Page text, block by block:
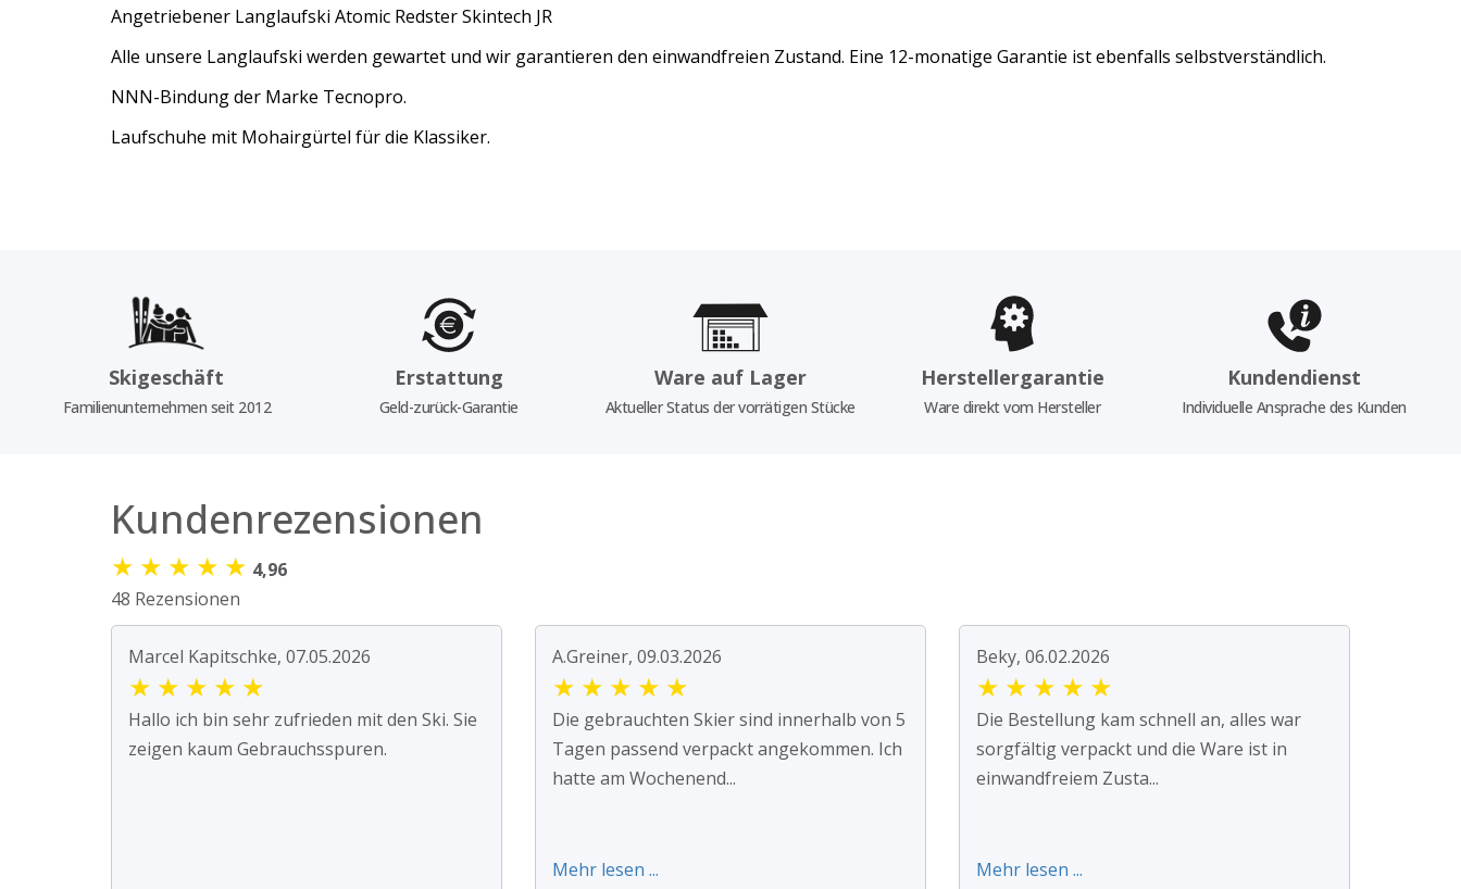
Angetriebener Langlaufski Atomic Redster Skintech JR
Alle unsere Langlaufski werden gewartet und wir garantieren den einwandfreien Zustand. Eine 12-monatige Garantie ist ebenfalls selbstverständlich.
NNN-Bindung der Marke Tecnopro.
Laufschuhe mit Mohairgürtel für die Klassiker.
Skigeschäft
Familienunternehmen seit 2012
Erstattung
Geld-zurück-Garantie
Ware auf Lager
Aktueller Status der vorrätigen Stücke
Herstellergarantie
Ware direkt vom Hersteller
Kundendienst
Individuelle Ansprache des Kunden
Kundenrezensionen
★ ★ ★ ★ ★ 4,96
48 Rezensionen
Marcel Kapitschke, 07.05.2026
★ ★ ★ ★ ★
Hallo ich bin sehr zufrieden mit den Ski. Sie
zeigen kaum Gebrauchsspuren.
A.Greiner, 09.03.2026
★ ★ ★ ★ ★
Die gebrauchten Skier sind innerhalb von 5
Tagen passend verpackt angekommen. Ich
hatte am Wochenend...
Mehr lesen ...
Beky, 06.02.2026
★ ★ ★ ★ ★
Die Bestellung kam schnell an, alles war
sorgfältig verpackt und die Ware ist in
einwandfreiem Zusta...
Mehr lesen ...